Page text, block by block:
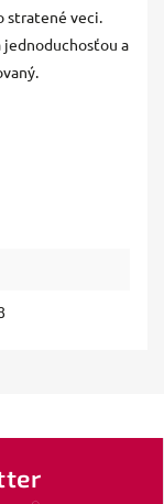
stratené veci.
jednoduchosťou a